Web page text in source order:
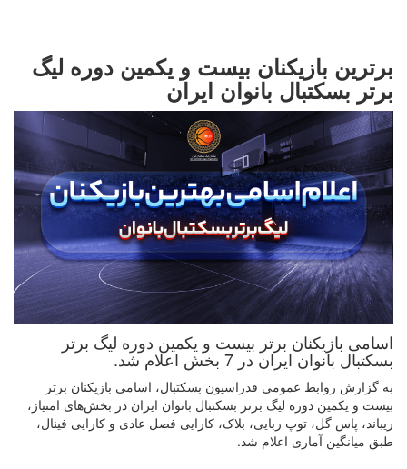
برترین بازیکنان بیست و یکمین دوره لیگ
برتر بسکتبال بانوان ایران
اسامی بازیکنان برتر بیست و یکمین دوره لیگ برتر
بسکتبال بانوان ایران در 7 بخش اعلام شد.
به گزارش روابط عمومی فدراسیون بسکتبال، اسامی بازیکنان برتر
بیست و یکمین دوره لیگ برتر بسکتبال بانوان ایران در بخش‌های امتیاز،
ریباند، پاس گل، توپ ربایی، بلاک، کارایی فصل عادی و کارایی فینال،
طبق میانگین آماری اعلام شد.